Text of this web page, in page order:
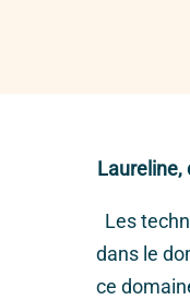
Laureline,
Les
dans le
ce